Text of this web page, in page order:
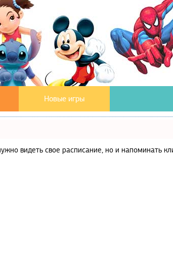
Новые игры
видеть свое расписание, но и напоминать